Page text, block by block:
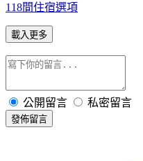
118間住宿選項
載入更多
公開留言 私密留言
發佈留言